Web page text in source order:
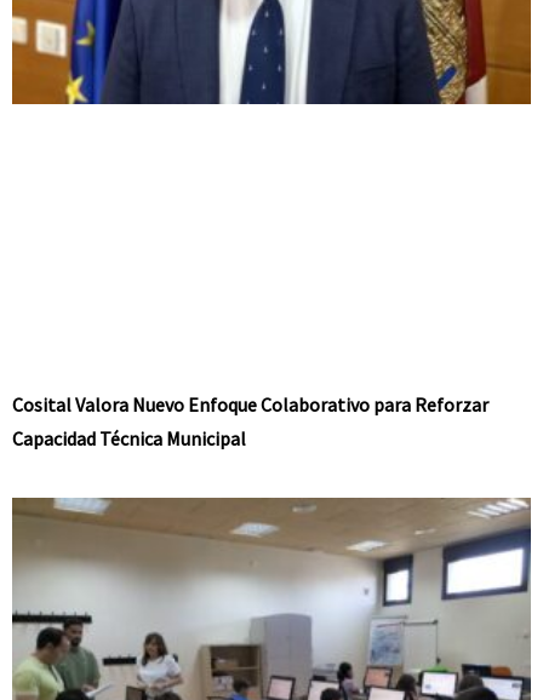
Cosital Valora Nuevo Enfoque Colaborativo para Reforzar
Capacidad Técnica Municipal